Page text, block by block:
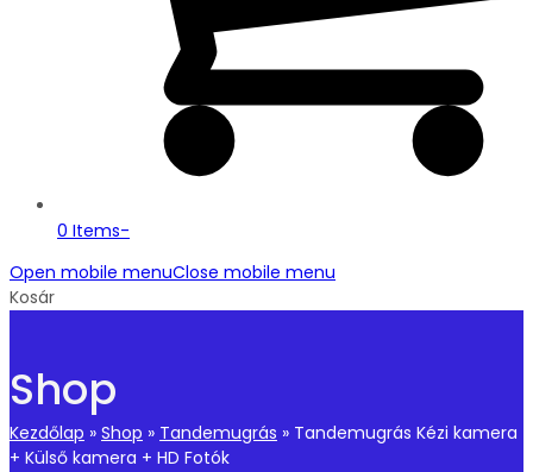
0 Items-
Open mobile menuClose mobile menu
Kosár
Shop
Kezdőlap » Shop » Tandemugrás » Tandemugrás Kézi kamera
+ Külső kamera + HD Fotók